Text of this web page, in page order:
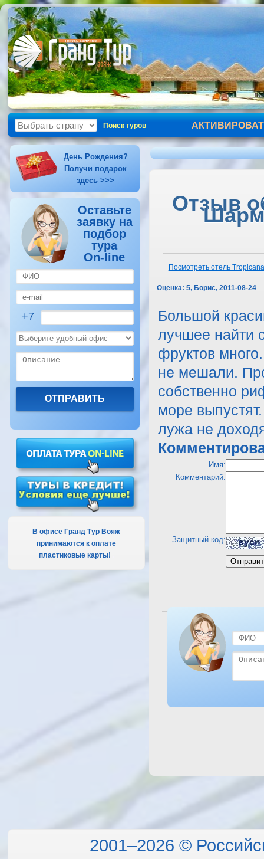
Поиск туров
День Рождения?
Получи подарок
здесь >>>
Оставьте
заявку на
подбор
тура
On-line
+7
В офисе Гранд Тур Вояж
принимаются к оплате
пластиковые карты!
Отзыв
Посмотреть отель
Оценка: 5, Борис, 2011-08-24
Большой
лучшее найти
фруктов
не мешали.
собственно
море
лужа не
Имя:
Комментарий:
Защитный код:
Посмотреть отель
2001–2026 ©